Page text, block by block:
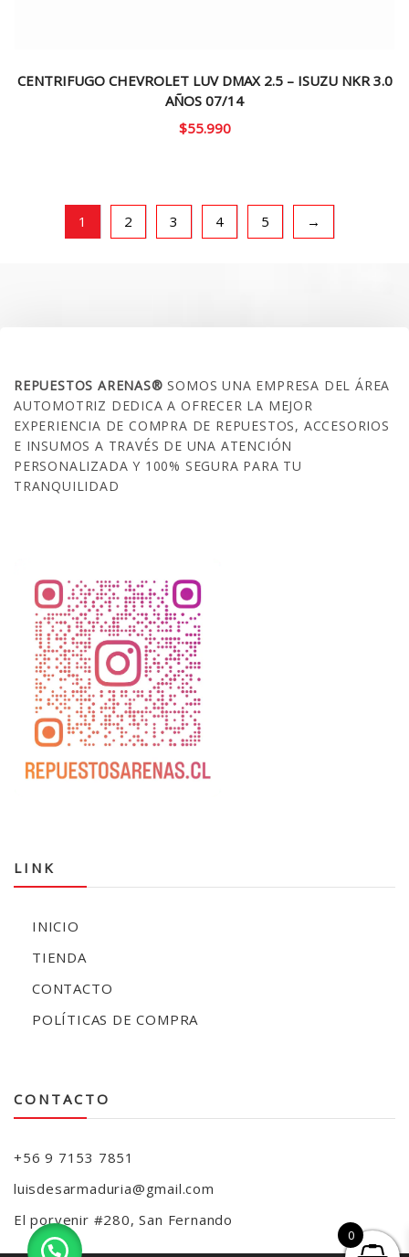
CENTRIFUGO CHEVROLET LUV DMAX 2.5 – ISUZU NKR 3.0
AÑOS 07/14
$55.990
1 2 3 4 5 →
REPUESTOS ARENAS®SOMOS UNA EMPRESA DEL ÁREA
AUTOMOTRIZ DEDICA A OFRECER LA MEJOR
EXPERIENCIA DE COMPRA DE REPUESTOS, ACCESORIOS
E INSUMOS A TRAVÉS DE UNA ATENCIÓN
PERSONALIZADA Y 100% SEGURA PARA TU
TRANQUILIDAD
LINK
INICIO
TIENDA
CONTACTO
POLÍTICAS DE COMPRA
CONTACTO
+56 9 7153 7851
luisdesarmaduria@gmail.com
El porvenir #280, San Fernando
0